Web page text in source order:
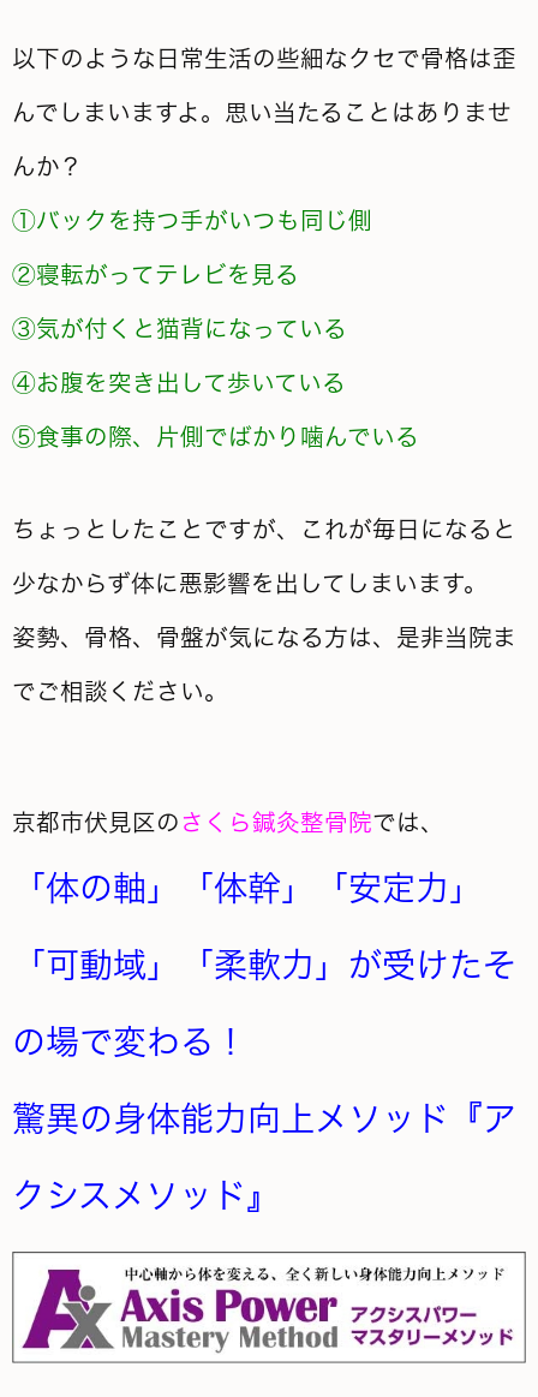
以下のような日常生活の些細なクセで骨格は歪
んでしまいますよ。思い当たることはありませ
んか？
①バックを持つ手がいつも同じ側
②寝転がってテレビを見る
③気が付くと猫背になっている
④お腹を突き出して歩いている
⑤食事の際、片側でばかり噛んでいる
ちょっとしたことですが、これが毎日になると
少なからず体に悪影響を出してしまいます。
姿勢、骨格、骨盤が気になる方は、是非当院ま
でご相談ください。
京都市伏見区の さくら鍼灸整骨院では、
「体の軸」「体幹」「安定力」
「可動域」「柔軟力」が受けたそ
の場で変わる！
驚異の身体能力向上メソッド『ア
クシスメソッド』